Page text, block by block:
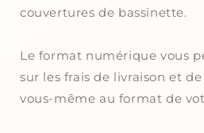
couvertures de bassinette.
Le format numérique vous
sur les frais de livraison et
vous-même au format de